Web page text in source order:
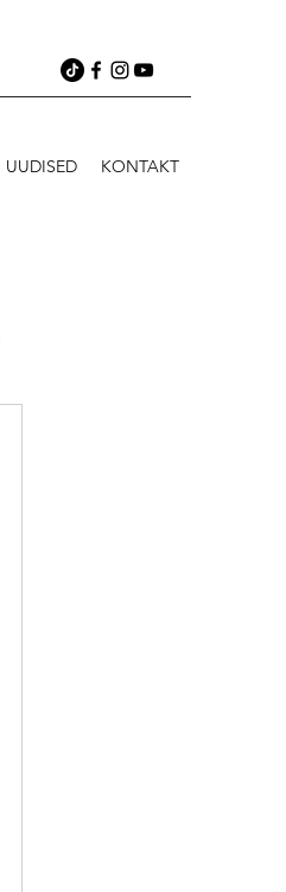
UUDISED KONTAKT